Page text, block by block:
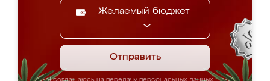
Желаемый бюджет
Отправить
Я соглашаюсь на передачу персональных данных